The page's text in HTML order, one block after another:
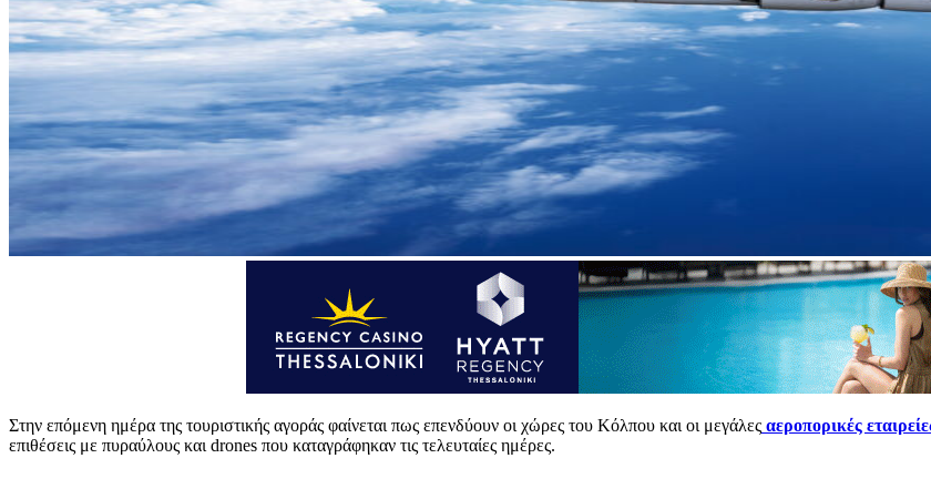
Στην επόμενη ημέρα της τουριστικής αγοράς φαίνεται πως επενδύουν οι χώρες του Κόλπου και οι μεγάλες αεροπορικές
επιθέσεις με πυραύλους και drones που καταγράφηκαν τις τελευταίες ημέρες.